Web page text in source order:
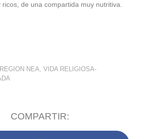
de una compartida muy nutritiva.
REGION NEA, VIDA RELIGIOSA-
COMPARTIR: